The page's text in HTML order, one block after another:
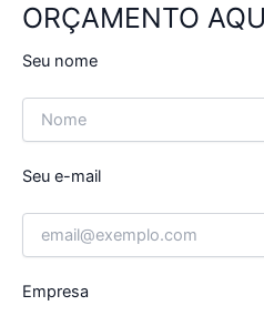
ORÇAMENTO
Seu nome
Seu e-mail
Empresa